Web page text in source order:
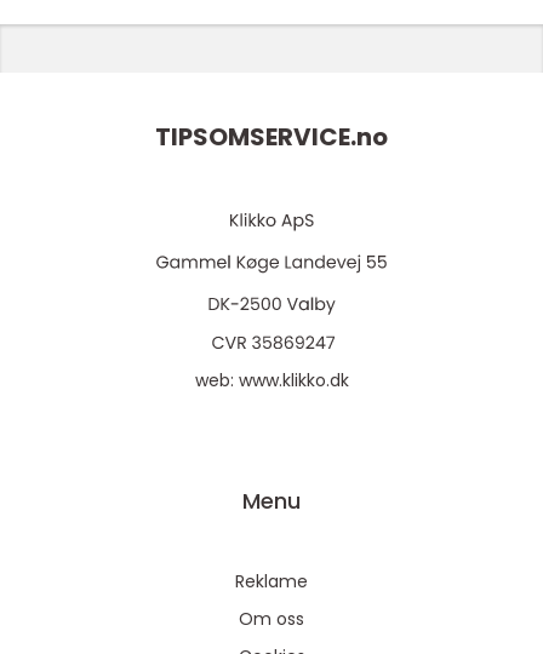
TIPSOMSERVICE.no
web: www.klikko.dk
Menu
Reklame
Om oss